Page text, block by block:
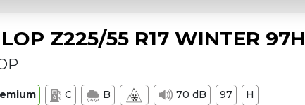
Z225/55 R17 WINTER 97H
C B 70 dB 97 H